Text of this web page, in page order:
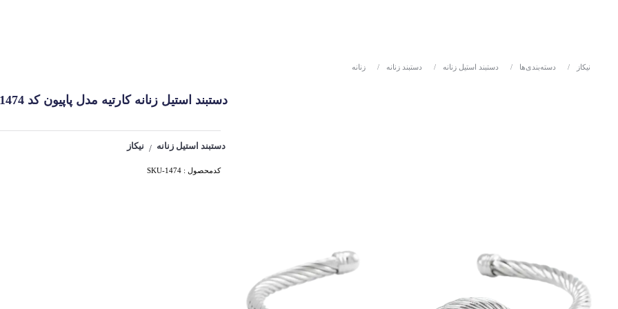
نیکاز / دسته‌بندی‌ها / دستبند استیل زنانه / دستبند زنانه / زنانه
دستبند استیل زنانه کارتیه مدل پاپیون کد 1474
دستبند استیل زنانه / نیکاز
کدمحصول : SKU-1474